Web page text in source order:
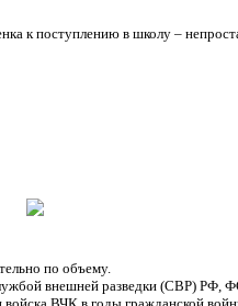
к поступлению в школу –
по объему.
внешней разведки (СВР) РФ,